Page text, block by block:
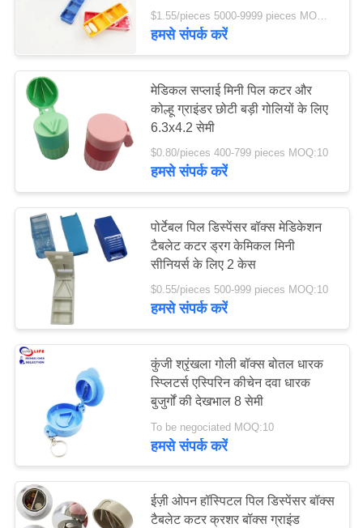
गुणवत्ता
नियंत्रण
हमसे
संपर्क
करें
समाचार
उद्धरण
साइटमैप
गोपनीयता
नीति
सामरिक प्राथमिक
चिकित्सा किट
गोली डिस्पेंसर बॉक्स
प्राथमिक चिकित्सा
उपकरण की आपूर्ति
$1.55/pieces 5000-9999 pieces MOQ:10
हमसे संपर्क करें
मेडिकल सप्लाई मिनी पिल कटर और
कोल्हू ग्राइंडर छोटी बड़ी गोलियों के लिए
6.3x4.2 सेमी
$0.80/pieces 400-799 pieces MOQ:10
हमसे संपर्क करें
पोर्टेबल पिल डिस्पेंसर बॉक्स मेडिकेशन
टैबलेट कटर ड्रग केमिकल मिनी
सीनियर्स के लिए 2 केस
$0.55/pieces 500-999 pieces MOQ:10
हमसे संपर्क करें
कुंजी श्रृंखला गोली बॉक्स बोतल धारक
स्प्लिटर्स एस्पिरिन कीचेन दवा धारक
बुजुर्गों की देखभाल 8 सेमी
To be negociated MOQ:10
हमसे संपर्क करें
ईज़ी ओपन हॉस्पिटल पिल डिस्पेंसर बॉक्स
टैबलेट कटर क्रशर बॉक्स ग्राइंड